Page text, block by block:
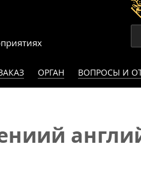
ОРГАН ВОПРОСЫ И